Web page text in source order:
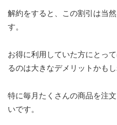
解約をすると、この割引は当
す。
お得に利用していた方にとっ
るのは大きなデメリットかもし
特に毎月たくさんの商品を注
いです。